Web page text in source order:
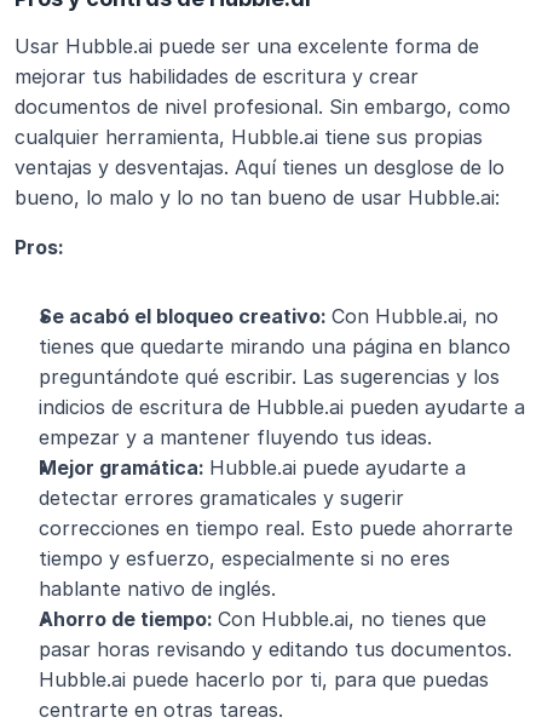
Usar Hubble.ai puede ser una excelente forma de
mejorar tus habilidades de escritura y crear
documentos de nivel profesional. Sin embargo, como
cualquier herramienta, Hubble.ai tiene sus propias
ventajas y desventajas. Aquí tienes un desglose de lo
bueno, lo malo y lo no tan bueno de usar Hubble.ai:
Pros:
Se acabó el bloqueo creativo: Con Hubble.ai, no
tienes que quedarte mirando una página en blanco
preguntándote qué escribir. Las sugerencias y los
indicios de escritura de Hubble.ai pueden ayudarte a
empezar y a mantener fluyendo tus ideas.
Mejor gramática: Hubble.ai puede ayudarte a
detectar errores gramaticales y sugerir
correcciones en tiempo real. Esto puede ahorrarte
tiempo y esfuerzo, especialmente si no eres
hablante nativo de inglés.
Ahorro de tiempo: Con Hubble.ai, no tienes que
pasar horas revisando y editando tus documentos.
Hubble.ai puede hacerlo por ti, para que puedas
centrarte en otras tareas.